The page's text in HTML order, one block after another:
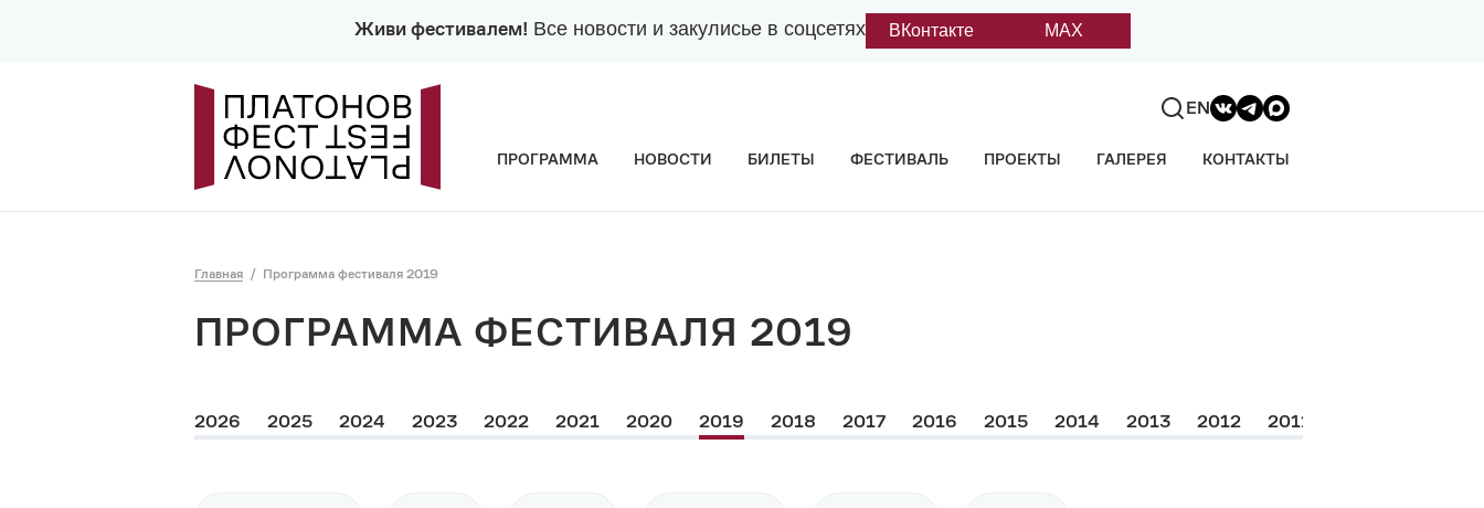
Живи фестивалем! Все новости и закулисье в соцсетях ВКонтакте MAX
ПРОГРАММА НОВОСТИ БИЛЕТЫ ФЕСТИВАЛЬ ПРОЕКТЫ ГАЛЕРЕЯ КОНТАКТЫ
EN
Главная Программа фестиваля 2019
ПРОГРАММА ФЕСТИВАЛЯ 2019
2026 2025 2024 2023 2022 2021 2020 2019 2018 2017 2016 2015 2014 2013 2012 2011